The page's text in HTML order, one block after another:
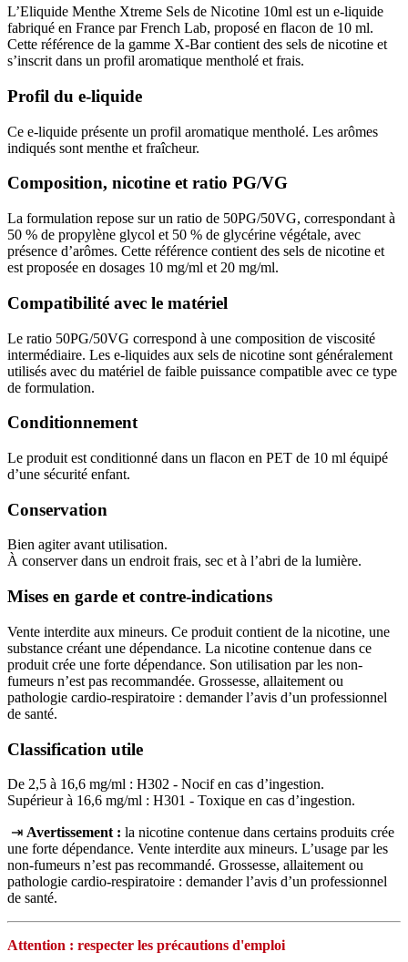
L’Eliquide Menthe Xtreme Sels de Nicotine 10ml est un e-liquide
fabriqué en France par French Lab, proposé en flacon de 10 ml.
Cette référence de la gamme X-Bar contient des sels de nicotine et
s’inscrit dans un profil aromatique mentholé et frais.
Profil du e-liquide
Ce e-liquide présente un profil aromatique mentholé. Les arômes
indiqués sont menthe et fraîcheur.
Composition, nicotine et ratio PG/VG
La formulation repose sur un ratio de 50PG/50VG, correspondant à
50 % de propylène glycol et 50 % de glycérine végétale, avec
présence d’arômes. Cette référence contient des sels de nicotine et
est proposée en dosages 10 mg/ml et 20 mg/ml.
Compatibilité avec le matériel
Le ratio 50PG/50VG correspond à une composition de viscosité
intermédiaire. Les e-liquides aux sels de nicotine sont généralement
utilisés avec du matériel de faible puissance compatible avec ce type
de formulation.
Conditionnement
Le produit est conditionné dans un flacon en PET de 10 ml équipé
d’une sécurité enfant.
Conservation
Bien agiter avant utilisation.
À conserver dans un endroit frais, sec et à l’abri de la lumière.
Mises en garde et contre-indications
Vente interdite aux mineurs. Ce produit contient de la nicotine, une
substance créant une dépendance. La nicotine contenue dans ce
produit crée une forte dépendance. Son utilisation par les non-
fumeurs n’est pas recommandée. Grossesse, allaitement ou
pathologie cardio-respiratoire : demander l’avis d’un professionnel
de santé.
Classification utile
De 2,5 à 16,6 mg/ml : H302 - Nocif en cas d’ingestion.
Supérieur à 16,6 mg/ml : H301 - Toxique en cas d’ingestion.
⇥ Avertissement : la nicotine contenue dans certains produits crée
une forte dépendance. Vente interdite aux mineurs. L’usage par les
non‑fumeurs n’est pas recommandé. Grossesse, allaitement ou
pathologie cardio‑respiratoire : demander l’avis d’un professionnel
de santé.
Attention : respecter les précautions d'emploi